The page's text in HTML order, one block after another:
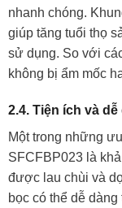
nhanh chóng.
giúp tăng tuổi thọ
sử dụng. So với
không bị ẩm mốc
2.4. Tiện ích và
Một trong những
SFCFBP023 là
được lau chùi và
bọc có thể dễ